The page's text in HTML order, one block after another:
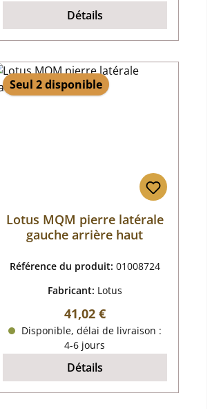
Détails
Seul 2 disponible
Lotus MQM pierre latérale
gauche arrière haut
Référence du produit: 01008724
Fabricant: Lotus
Prix régulier :
41,02 €
Disponible, délai de livraison :
4-6 jours
Détails